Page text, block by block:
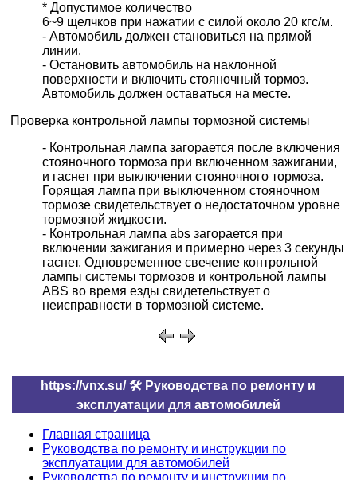
* Допустимое количество
6~9 щелчков при нажатии с силой около 20 кгс/м.
- Автомобиль должен становиться на прямой
линии.
- Остановить автомобиль на наклонной
поверхности и включить стояночный тормоз.
Автомобиль должен оставаться на месте.
Проверка контрольной лампы тормозной системы
- Контрольная лампа загорается после включения
стояночного тормоза при включенном зажигании,
и гаснет при выключении стояночного тормоза.
Горящая лампа при выключенном стояночном
тормозе свидетельствует о недостаточном уровне
тормозной жидкости.
- Контрольная лампа abs загорается при
включении зажигания и примерно через 3 секунды
гаснет. Одновременное свечение контрольной
лампы системы тормозов и контрольной лампы
ABS во время езды свидетельствует о
неисправности в тормозной системе.
https://vnx.su/ 🛠 Руководства по ремонту и
эксплуатации для автомобилей
Главная страница
Руководства по ремонту и инструкции по
эксплуатации для автомобилей